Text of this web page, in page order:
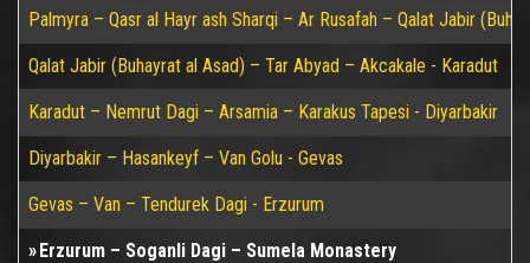
Palmyra – Qasr al Hayr ash Sharqi – Ar Rusafah – Qalat Jabir
Qalat Jabir (Buhayrat al Asad) – Tar Abyad – Akcakale - Karadut
Karadut – Nemrut Dagi – Arsamia – Karakus Tapesi - Diyarbakir
Diyarbakir – Hasankeyf – Van Golu - Gevas
Gevas – Van – Tendurek Dagi - Erzurum
Erzurum – Soganli Dagi – Sumela Monastery